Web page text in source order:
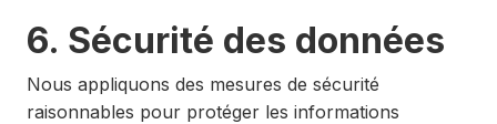
6. Sécurité des données
Nous appliquons des mesures de sécurité
raisonnables pour protéger les informations